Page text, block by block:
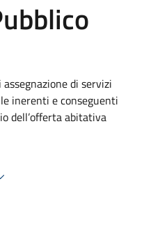
di servizi
inerenti e conseguenti
dell’offerta abitativa